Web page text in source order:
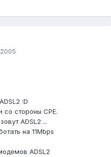
:D
со стороны CPE.
ADSL2 ...
на 11Mbps
ADSL2